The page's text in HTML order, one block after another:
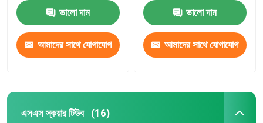
ভালো দাম
আমাদের সাথে যোগাযোগ
ভালো দাম
আমাদের সাথে যোগাযোগ
এসএস স্কয়ার টিউব (16)